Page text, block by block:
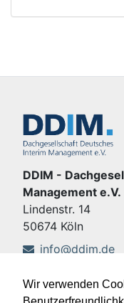
Wir verwenden
DDIM -
Management e.V.
Lindenstr. 14
50674 Köln
info@ddim.de
Copyright ©